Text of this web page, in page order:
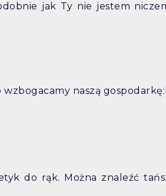
jak Ty nie jestem
naszą
do rąk. Można znaleźć